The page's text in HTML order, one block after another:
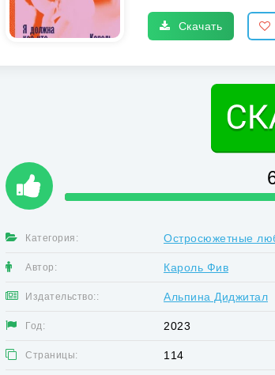
Скачать
Категория: Остросюжетные
Автор: Кароль Фив
Издательство:: Альпина Диджитал
Год: 2023
Страницы: 114